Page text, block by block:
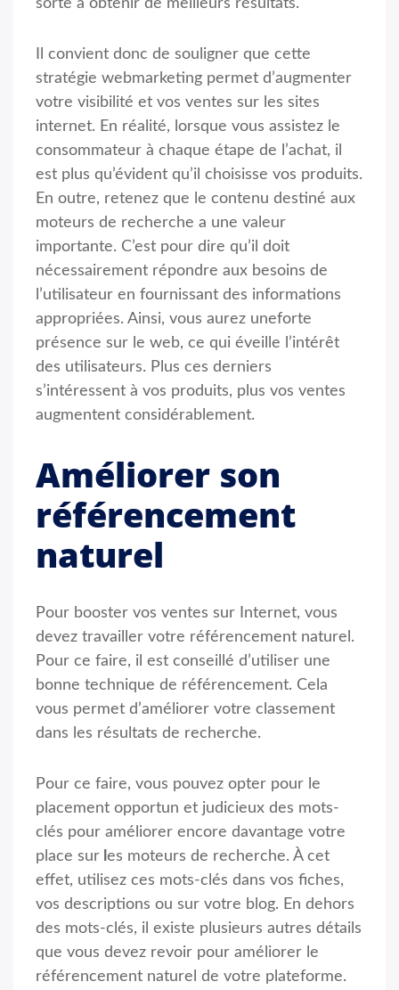
sorte à obtenir de meilleurs résultats.
Il convient donc de souligner que cette
stratégie webmarketing permet d’augmenter
votre visibilité et vos ventes sur les sites
internet. En réalité, lorsque vous assistez le
consommateur à chaque étape de l’achat, il
est plus qu’évident qu’il choisisse vos produits.
En outre, retenez que le contenu destiné aux
moteurs de recherche a une valeur
importante. C’est pour dire qu’il doit
nécessairement répondre aux besoins de
l’utilisateur en fournissant des informations
appropriées. Ainsi, vous aurez uneforte
présence sur le web, ce qui éveille l’intérêt
des utilisateurs. Plus ces derniers
s’intéressent à vos produits, plus vos ventes
augmentent considérablement.
Améliorer son
référencement
naturel
Pour booster vos ventes sur Internet, vous
devez travailler votre référencement naturel.
Pour ce faire, il est conseillé d’utiliser une
bonne technique de référencement. Cela
vous permet d’améliorer votre classement
dans les résultats de recherche.
Pour ce faire, vous pouvez opter pour le
placement opportun et judicieux des mots-
clés pour améliorer encore davantage votre
place sur es moteurs de recherche. À cet
effet, utilisez ces mots-clés dans vos fiches,
vos descriptions ou sur votre blog. En dehors
des mots-clés, il existe plusieurs autres détails
que vous devez revoir pour améliorer le
référencement naturel de votre plateforme.